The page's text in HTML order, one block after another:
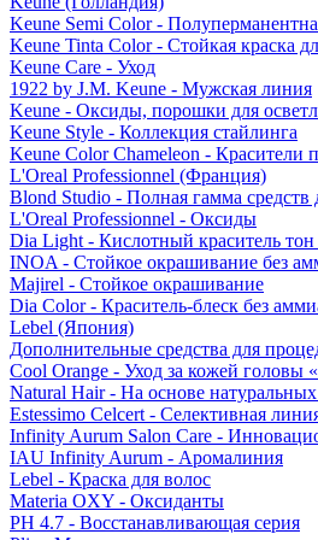
Keune Semi Color -
Keune Tinta Color - Стойкая краска
Keune Care - Уход
1922 by J.M. Keune - Мужская линия
Keune - Оксиды, порошки для
Keune Style - Коллекция стайлинга
Keune Color Chameleon - Красители
L'Oreal Professionnel (Франция)
Blond Studio - Полная гамма средств
L'Oreal Professionnel - Оксиды
Dia Light - Кислотный краситель тон
INOA - Стойкое окрашивание без
Majirel - Стойкое окрашивание
Dia Color - Краситель-блеск без
Lebel (Япония)
Дополнительные средства для
Cool Orange - Уход за кожей головы
Natural Hair - На основе натуральных
Estessimo Celcert - Селективная
Infinity Aurum Salon Care -
IAU Infinity Aurum - Аромалиния
Lebel - Краска для волос
Materia OXY - Оксиданты
PH 4.7 - Восстанавливающая серия